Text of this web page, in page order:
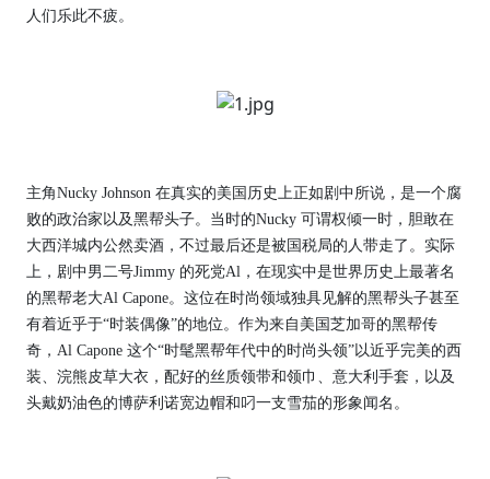
人们乐此不疲。
主角Nucky Johnson 在真实的美国历史上正如剧中所说，是一个腐
败的政治家以及黑帮头子。当时的Nucky 可谓权倾一时，胆敢在
大西洋城内公然卖酒，不过最后还是被国税局的人带走了。实际
上，剧中男二号Jimmy 的死党Al，在现实中是世界历史上最著名
的黑帮老大Al Capone。这位在时尚领域独具见解的黑帮头子甚至
有着近乎于“时装偶像”的地位。作为来自美国芝加哥的黑帮传
奇，Al Capone 这个“时髦黑帮年代中的时尚头领”以近乎完美的西
装、浣熊皮草大衣，配好的丝质领带和领巾、意大利手套，以及
头戴奶油色的博萨利诺宽边帽和叼一支雪茄的形象闻名。